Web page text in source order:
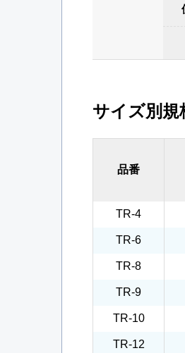
サイズ別規
品番
TR-4
TR-6
TR-8
TR-9
TR-10
TR-12